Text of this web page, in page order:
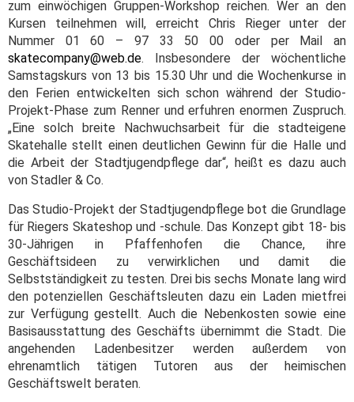
zum einwöchigen Gruppen-Workshop reichen. Wer an den
Kursen teilnehmen will, erreicht Chris Rieger unter der
Nummer 01 60 – 97 33 50 00 oder per Mail an
skatecompany@web.de. Insbesondere der wöchentliche
Samstagskurs von 13 bis 15.30 Uhr und die Wochenkurse in
den Ferien entwickelten sich schon während der Studio-
Projekt-Phase zum Renner und erfuhren enormen Zuspruch.
„Eine solch breite Nachwuchsarbeit für die stadteigene
Skatehalle stellt einen deutlichen Gewinn für die Halle und
die Arbeit der Stadtjugendpflege dar“, heißt es dazu auch
von Stadler & Co.
Das Studio-Projekt der Stadtjugendpflege bot die Grundlage
für Riegers Skateshop und -schule. Das Konzept gibt 18- bis
30-Jährigen in Pfaffenhofen die Chance, ihre
Geschäftsideen zu verwirklichen und damit die
Selbstständigkeit zu testen. Drei bis sechs Monate lang wird
den potenziellen Geschäftsleuten dazu ein Laden mietfrei
zur Verfügung gestellt. Auch die Nebenkosten sowie eine
Basisausstattung des Geschäfts übernimmt die Stadt. Die
angehenden Ladenbesitzer werden außerdem von
ehrenamtlich tätigen Tutoren aus der heimischen
Geschäftswelt beraten.